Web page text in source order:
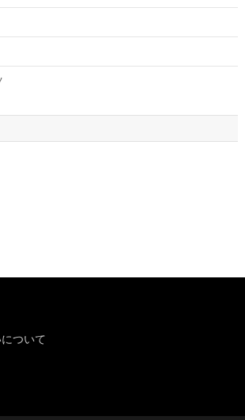
ついて